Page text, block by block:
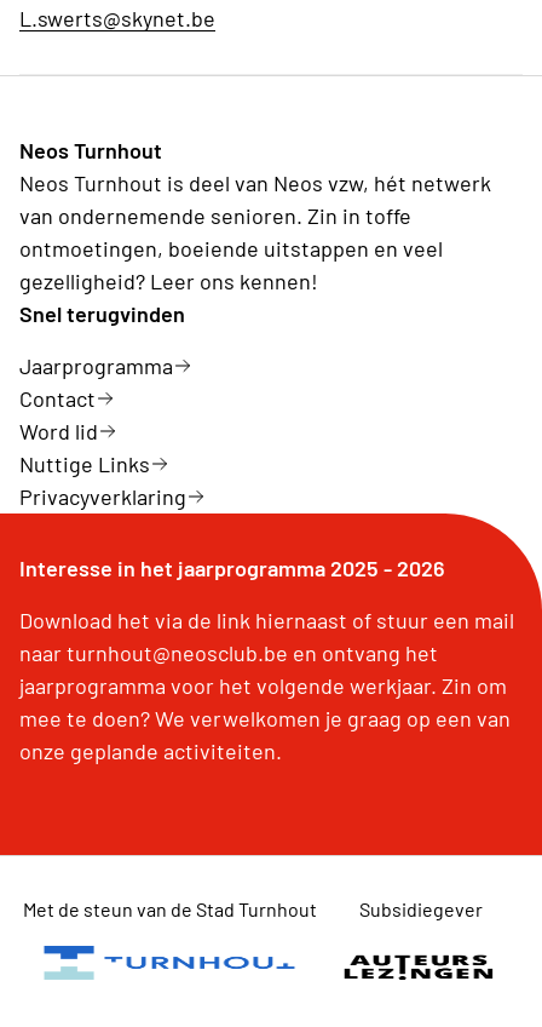
L.swerts@skynet.be
Neos Turnhout
Neos Turnhout is deel van Neos vzw, hét netwerk
van ondernemende senioren. Zin in toffe
ontmoetingen, boeiende uitstappen en veel
gezelligheid? Leer ons kennen!
Snel terugvinden
Jaarprogramma
Contact
Word lid
Nuttige Links
Privacyverklaring
Interesse in het jaarprogramma 2025 - 2026
Download het via de link hiernaast of stuur een mail
naar turnhout@neosclub.be en ontvang het
jaarprogramma voor het volgende werkjaar. Zin om
mee te doen? We verwelkomen je graag op een van
onze geplande activiteiten.
Met de steun van de Stad Turnhout Subsidiegever